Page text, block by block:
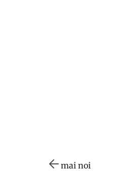
mai noi